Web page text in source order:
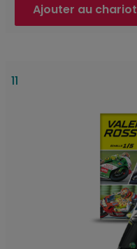
Ajouter au chariot
11